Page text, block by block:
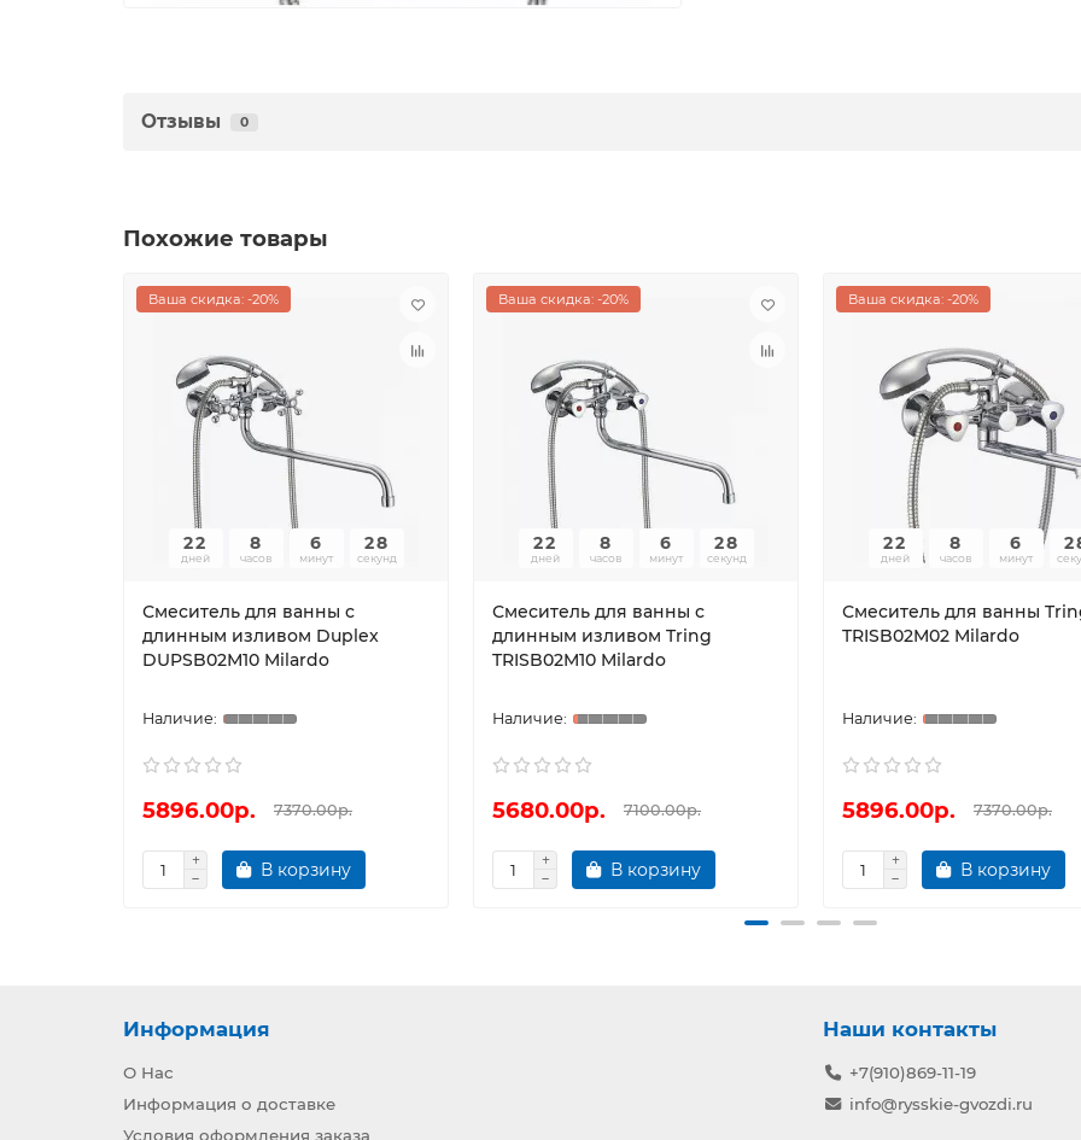
Отзывы 0
Похожие товары
Ваша скидка: -20%
22
дней
8
часов
6
минут
28
секунд
Смеситель для ванны с
длинным изливом Duplex
DUPSB02М10 Milardo
5896.00р. 7370.00р.
В корзину
Ваша скидка: -20%
22
дней
8
часов
6
минут
28
секунд
Смеситель для ванны с
длинным изливом Tring
TRISB02M10 Milardo
5680.00р. 7100.00р.
В корзину
Ваша скидка: -20%
22
дней
8
часов
6
минут
Смеситель для ванны
TRISB02M02 Milardo
5896.00р. 7370.00р.
В корзину
Информация
О Нас
Информация о доставке
Условия оформления заказа
Наши контакты
+7(910)869-11-19
info@rysskie-gvozdi.ru